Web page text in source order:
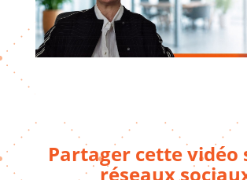
Partager cette vidéo
réseaux